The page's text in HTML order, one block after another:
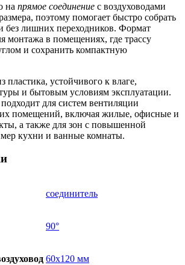
на прямое соединение с воздуховодами
поэтому помогает быстро собрать
без лишних переходников. Формат
монтажа в помещениях, где трассу
и сохранить компактную
пластика, устойчивого к влаге,
и бытовым условиям эксплуатации.
для систем вентиляции
помещений, включая жилые, офисные и
а также для зон с повышенной
кухни и ванные комнаты.
соединитель
90°
60х120 мм